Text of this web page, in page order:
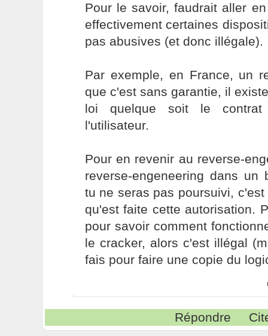
Pour le savoir, faudrait aller
effectivement certaines
pas abusives (et donc illégale).
Par exemple, en France, un
que c'est sans garantie, il
loi quelque soit le
l'utilisateur.
Pour en revenir au reverse-
reverse-engeneering dans un
tu ne seras pas poursuivi,
qu'est faite cette autorisation.
pour savoir comment
le cracker, alors c'est illégal
fais pour faire une copie du
Répondre